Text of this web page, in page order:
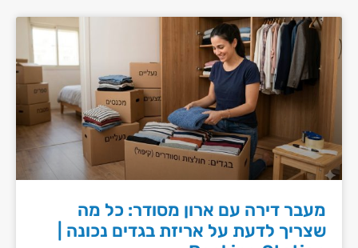
מעבר דירה עם ארון מסודר: כל מה
שצריך לדעת על אריזת בגדים נכונה |